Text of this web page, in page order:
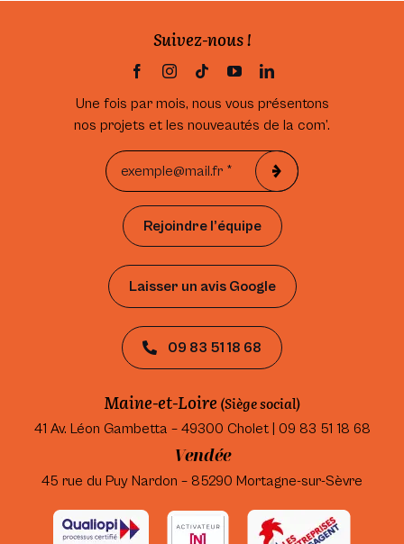
Suivez-nous !
Une fois par mois, nous vous présentons
nos projets et les nouveautés de la com’.
Rejoindre l’équipe
Laisser un avis Google
09 83 51 18 68
Maine-et-Loire (Siège social)
41 Av. Léon Gambetta – 49300 Cholet | 09 83 51 18 68
Vendée
45 rue du Puy Nardon – 85290 Mortagne-sur-Sèvre